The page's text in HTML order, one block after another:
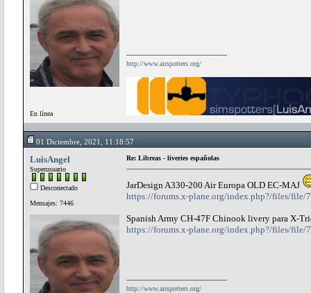
En línea
http://www.airspotters.org/
01 Diciembre, 2021, 11:18:57
LuisAngel
Superusuario
Desconectado
Mensajes: 7446
Re: Libreas - liveries españolas
JarDesign A330-200 Air Europa OLD EC-MAJ
https://forums.x-plane.org/index.php?/files/file/
Spanish Army CH-47F Chinook livery para X-
https://forums.x-plane.org/index.php?/files/
http://www.airspotters.org/